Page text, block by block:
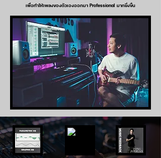
เพื่อทำให้เพลงของตัวเองออกมา Professional มากยิ่งขึ้น